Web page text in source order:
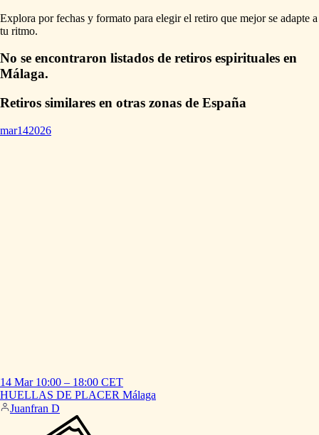
Explora por fechas y formato para elegir el retiro que mejor se adapte a
tu ritmo.
No se encontraron listados de retiros espirituales en
Málaga.
Retiros similares en otras zonas de España
mar142026
14 Mar 10:00 – 18:00 CET
HUELLAS DE PLACER Málaga
Juanfran D